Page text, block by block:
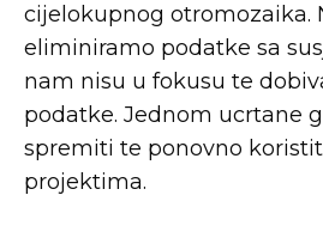
cijelokupnog otromozaika.
eliminiramo podatke sa
nam nisu u fokusu te
podatke. Jednom ucrtane
spremiti te ponovno
projektima.